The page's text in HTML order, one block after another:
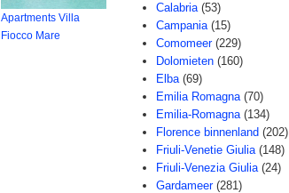
Apartments Villa
Fiocco Mare
Calabria (53)
Campania (15)
Comomeer (229)
Dolomieten (160)
Elba (69)
Emilia Romagna (70)
Emilia-Romagna (134)
Florence binnenland (202)
Friuli-Venetie Giulia (148)
Friuli-Venezia Giulia (24)
Gardameer (281)